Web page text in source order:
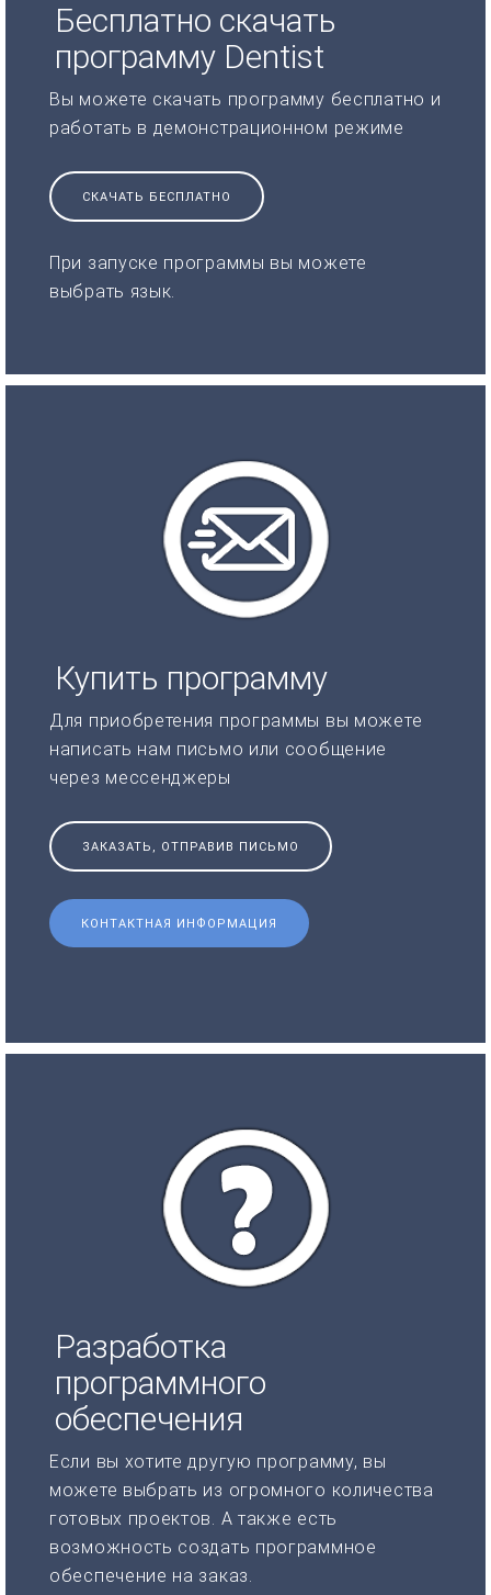
Бесплатно скачать
программу Dentist
Вы можете скачать программу бесплатно и
работать в демонстрационном режиме
СКАЧАТЬ БЕСПЛАТНО
При запуске программы вы можете
выбрать язык.
Купить программу
Для приобретения программы вы можете
написать нам письмо или сообщение
через мессенджеры
ЗАКАЗАТЬ, ОТПРАВИВ ПИСЬМО
КОНТАКТНАЯ ИНФОРМАЦИЯ
Разработка
программного
обеспечения
Если вы хотите другую программу, вы
можете выбрать из огромного количества
готовых проектов. А также есть
возможность создать программное
обеспечение на заказ.